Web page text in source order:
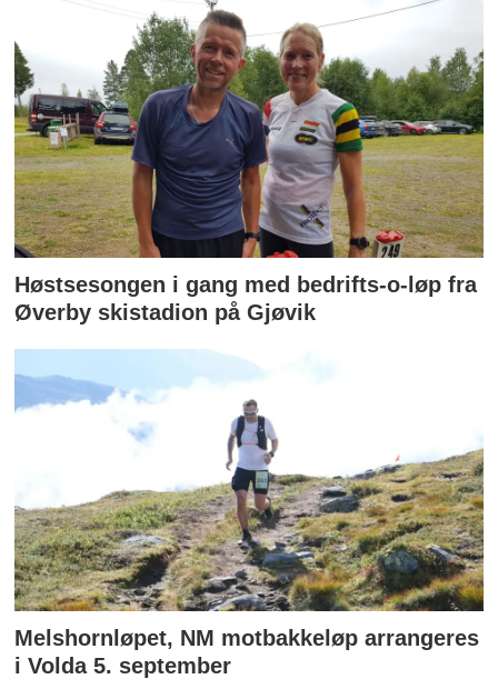
Høstsesongen i gang med bedrifts-o-løp fra
Øverby skistadion på Gjøvik
Melshornløpet, NM motbakkeløp arrangeres
i Volda 5. september